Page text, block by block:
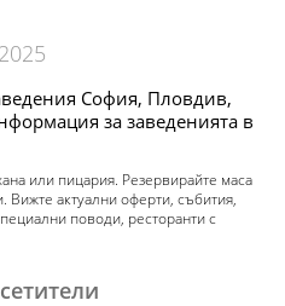
София, Пловдив,
за заведенията в
или пицария. Резервирайте маса
актуални оферти, събития,
поводи, ресторанти с